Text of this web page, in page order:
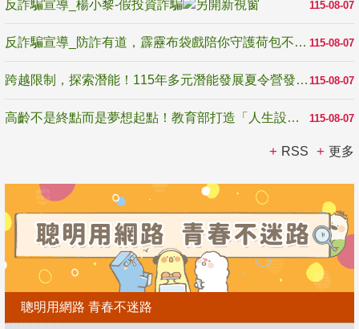
115-08-07
反詐騙宣導_楊小黎-假投資詐騙
115-08-07
反詐騙宣導_防詐有道，霹靂布袋戲陪你守護荷包不受騙
115-08-07
跨越限制，探索潛能！115年多元潛能發展夏令營發掘生命無限可能
115-08-07
高齡不是終點而是夢想起點！教育部打造「人生設計夢工場」 參展第3屆高齡健康產業博覽會
RSS 更多
聰明用網路 青春不迷路